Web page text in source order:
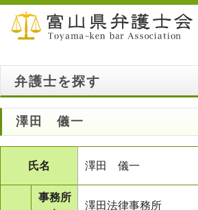
弁護士を探す
澤田 儀一
氏名 澤田 儀一
事務所
澤田法律事務所